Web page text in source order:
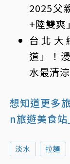
2025父
+陸雙爽
台北大
道」！
水最清涼
想知道更多
n旅遊美食站
淡水 拉麵